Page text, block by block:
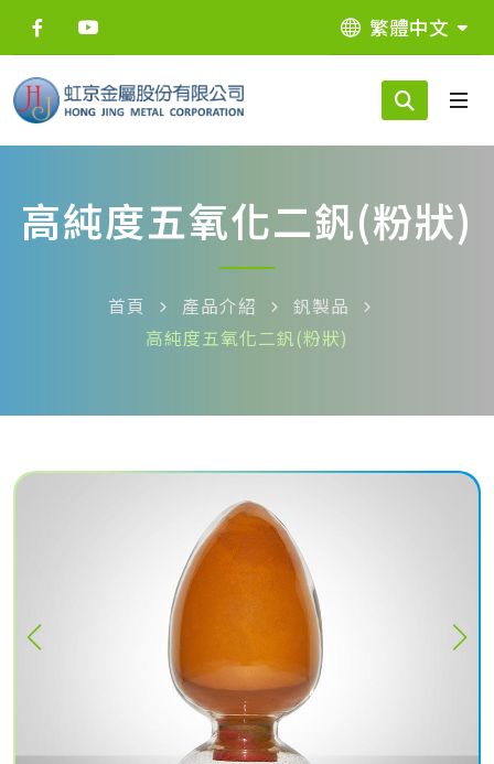
繁體中文
高純度五氧化二釩(粉狀)
首頁 產品介紹
釩製品
高純度五氧化二釩(粉狀)